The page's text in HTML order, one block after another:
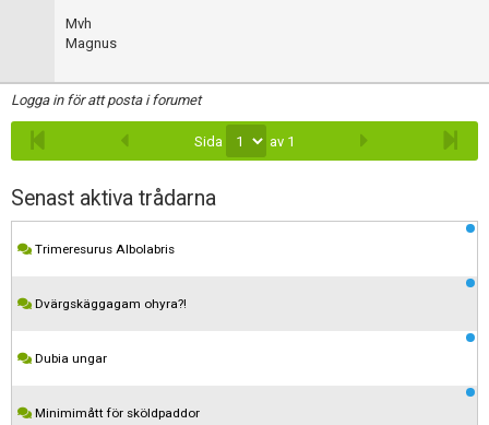
Mvh
Magnus
Logga in för att posta i forumet
Sida av 1
Senast aktiva trådarna
Trimeresurus Albolabris
Dvärgskäggagam ohyra?!
Dubia ungar
Minimimått för sköldpaddor